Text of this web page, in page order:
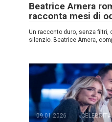
Beatrice Arnera
racconta mesi di
Un racconto duro, senza filtri,
silenzio. Beatrice Arnera,
09.01.2026
CELEBRITÀ